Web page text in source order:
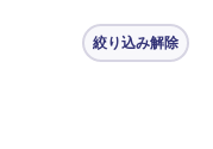
絞り込み解除